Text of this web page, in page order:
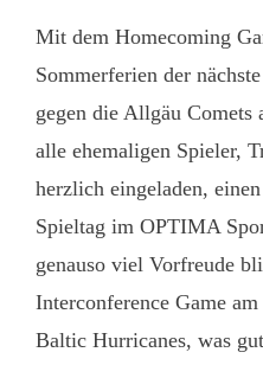
Mit dem Homecoming
Sommerferien der
gegen die Allgäu Comets
alle ehemaligen Spieler,
herzlich eingeladen,
Spieltag im OPTIMA
genauso viel Vorfreude
Interconference Game
Baltic Hurricanes, was